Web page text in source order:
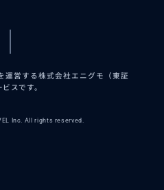
運営する株式会社エニグモ（東証
スです。
Inc. All rights reserved.